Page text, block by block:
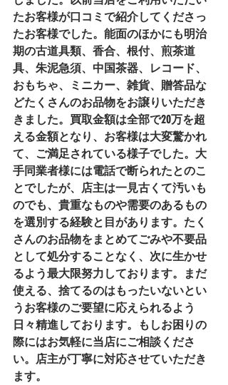
たお客様が口コミで紹介してくださっ
たお客様でした。能面のほかにも明治
期の古道具類、香合、根付、煎茶道
具、朱泥急須、中国茶器、レコード、
おもちゃ、ミニカー、雑貨、贈答品な
どたくさんのお品物をお譲りいただき
きました。買取金額は全部で20万を超
える金額となり、お客様は大変驚かれ
て、ご満足されている様子でした。大
手同業者様には電話で断られたとのこ
とでしたが、店主は一見古くて汚いも
のでも、貴重なものや需要のあるもの
を選別する経験と目があります。たく
さんのお品物をまとめてごみや不要品
として処分することなく、次に生かせ
るよう最大限努力しております。まだ
使える、捨てるのはもったいないとい
うお客様のご要望に応えられるよう
日々精進しております。もしお困りの
際にはお気軽に当店にご相談くださ
い。店主が丁寧に対応させていただき
ます。